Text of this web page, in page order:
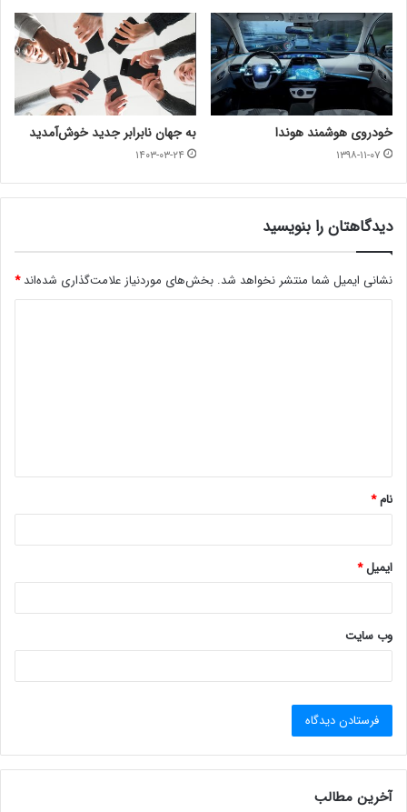
خودروی هوشمند هوندا
۱۳۹۸-۱۱-۰۷
به جهان نابرابر جدید خوش‌آمدید
۱۴۰۳-۰۳-۲۴
دیدگاهتان را بنویسید
نشانی ایمیل شما منتشر نخواهد شد. بخش‌های موردنیاز علامت‌گذاری شده‌اند*
*
نام*
ایمیل*
وب‌ سایت
آخرین مطالب